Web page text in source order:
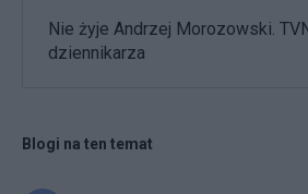
Nie żyje Andrzej Morozowski.
dziennikarza
Blogi na ten temat